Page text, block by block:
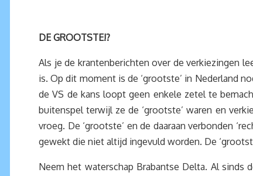
DE GROOTSTE!?
Als je de krantenberichten over de verkiezingen
is. Op dit moment is de ‘grootste’ in Nederland
de VS de kans loopt geen enkele zetel te
buitenspel terwijl ze de ‘grootste’ waren en
vroeg. De ‘grootste’ en de daaraan verbonden
gewekt die niet altijd ingevuld worden. De
Neem het waterschap Brabantse Delta. Al